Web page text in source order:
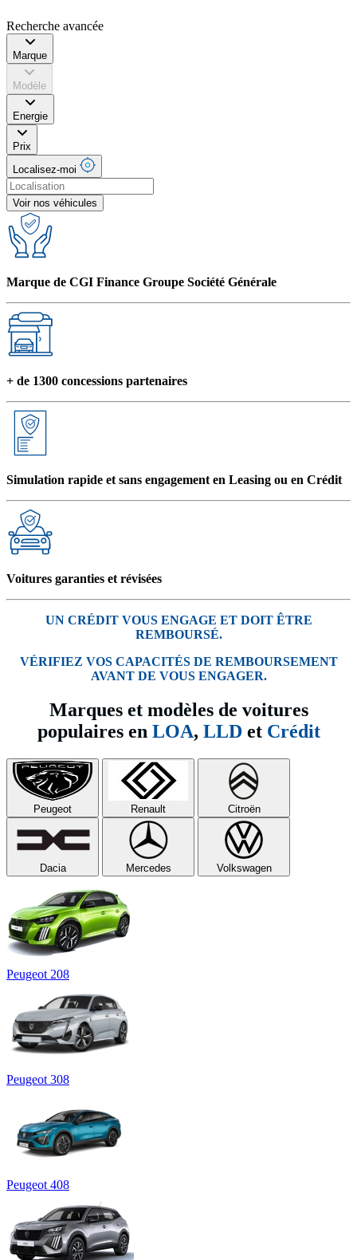
Recherche avancée
Marque
Modèle
Energie
Prix
Localisez-moi
Voir nos véhicules
Marque de CGI Finance Groupe Société Générale
+ de 1300 concessions partenaires
Simulation rapide et sans engagement en Leasing ou en Crédit
Voitures garanties et révisées
UN CRÉDIT VOUS ENGAGE ET DOIT ÊTRE
REMBOURSÉ.
VÉRIFIEZ VOS CAPACITÉS DE REMBOURSEMENT
AVANT DE VOUS ENGAGER.
Marques et modèles de voitures
populaires en LOA, LLD et Crédit
Peugeot Renault Citroën
Dacia Mercedes Volkswagen
Peugeot 208
Peugeot 308
Peugeot 408